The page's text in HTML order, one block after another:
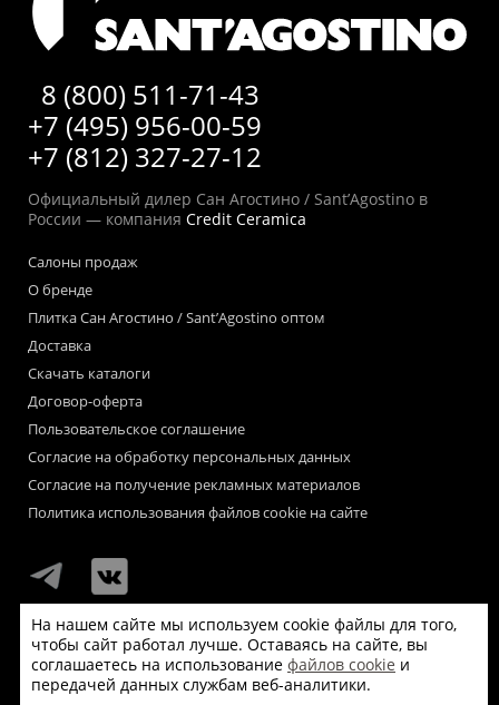
8 (800) 511-71-43
+7 (495) 956-00-59
+7 (812) 327-27-12
Официальный дилер Сан Агостино / Sant’Agostino в
России — компания Credit Ceramica
Салоны продаж
О бренде
Плитка Сан Агостино / Sant’Agostino оптом
Доставка
Скачать каталоги
Договор-оферта
Пользовательское соглашение
Согласие на обработку персональных данных
Согласие на получение рекламных материалов
Политика использования файлов cookie на сайте
Мы используем файлы «cookie» для функционирования сайта.
Если Вас это не устраивает, пожалуйста, покиньте сайт.
На нашем сайте мы используем cookie файлы для того,
чтобы сайт работал лучше. Оставаясь на сайте, вы
соглашаетесь на использование файлов cookie и
передачей данных службам веб-аналитики.